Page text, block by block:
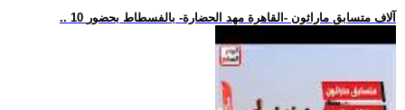
.. 10 آلاف متسابق ماراثون -القاهرة مهد الحضارة- بالفسطاط بحضور